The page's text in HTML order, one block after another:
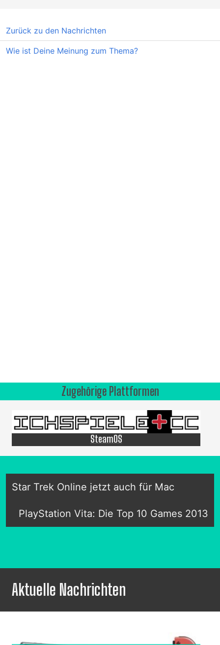
Zurück zu den Nachrichten
Wie ist Deine Meinung zum Thema?
Zugehörige Plattformen
SteamOS
Star Trek Online jetzt auch für Mac
PlayStation Vita: Die Top 10 Games 2013
Aktuelle Nachrichten